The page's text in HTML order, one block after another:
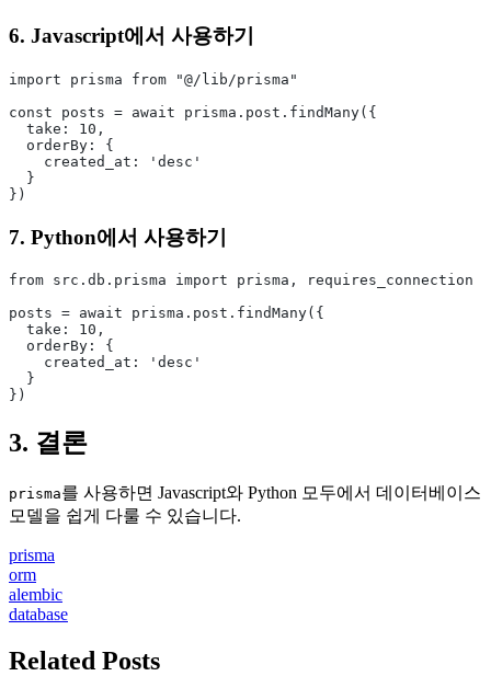
6. Javascript에서 사용하기
import prisma from "@/lib/prisma"
const posts = await prisma.post.findMany({
  take: 10,
  orderBy: {
    created_at: 'desc'
  }
})
7. Python에서 사용하기
from src.db.prisma import prisma, requires_connection
posts = await prisma.post.findMany({
  take: 10,
  orderBy: {
    created_at: 'desc'
  }
})
3. 결론
prisma를 사용하면 Javascript와 Python 모두에서 데이터베이스
모델을 쉽게 다룰 수 있습니다.
prisma
orm
alembic
database
Related Posts